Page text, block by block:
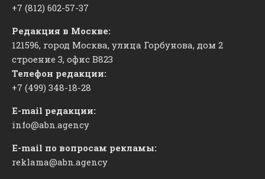
+7 (812) 602-57-37
Редакция в Москве:
121596, город Москва, улица Горбунова, дом 2
строение 3, офис ​В823
Телефон редакции:
+7 (499) 348-18-28
E-mail редакции:
info@abn.agency
E-mail по вопросам рекламы:
reklama@abn.agency